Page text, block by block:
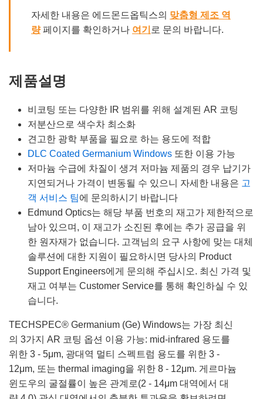
자세한 내용은 에드몬드옵틱스의 맞춤형 제조 역
량페이지를 확인하거나 여기 로 문의 바랍니다.
제품설명
비코팅 또는 다양한 IR 범위를 위해 설계된 AR 코팅
저분산으로 색수차 최소화
견고한 광학 부품을 필요로 하는 용도에 적합
DLC Coated Germanium Windows 또한 이용 가능
저마늄 수급에 차질이 생겨 저마늄 제품의 경우 납기가
지연되거나 가격이 변동될 수 있으니 자세한 내용은 고
객 서비스 팀에 문의하시기 바랍니다
Edmund Optics는 해당 부품 번호의 재고가 제한적으로
남아 있으며, 이 재고가 소진된 후에는 추가 공급을 위
한 원자재가 없습니다. 고객님의 요구 사항에 맞는 대체
솔루션에 대한 지원이 필요하시면 당사의 Product
Support Engineers에게 문의해 주십시오. 최신 가격 및
재고 여부는 Customer Service를 통해 확인하실 수 있
습니다.
TECHSPEC® Germanium (Ge) Windows는 가장 최신
의 3가지 AR 코팅 옵션 이용 가능: mid-infrared 용도를
위한 3 - 5μm, 광대역 멀티 스펙트럼 용도를 위한 3 -
12μm, 또는 thermal imaging을 위한 8 - 12μm. 게르마늄
윈도우의 굴절률이 높은 관계로(2 - 14μm 대역에서 대